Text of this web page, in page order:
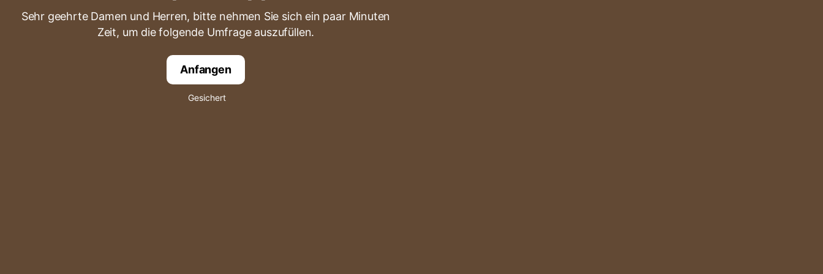
Sehr geehrte Damen und Herren, bitte nehmen Sie sich ein paar Minuten
Zeit, um die folgende Umfrage auszufüllen.
Anfangen
Gesichert